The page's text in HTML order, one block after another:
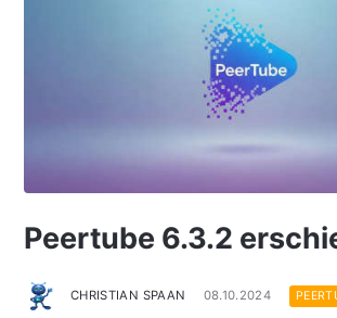
Peertube 6.3.2
CHRISTIAN SPAAN 08.10.2024